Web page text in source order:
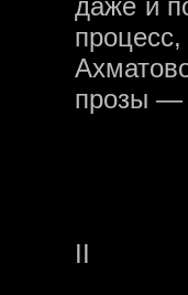
даже и
прозы —
II